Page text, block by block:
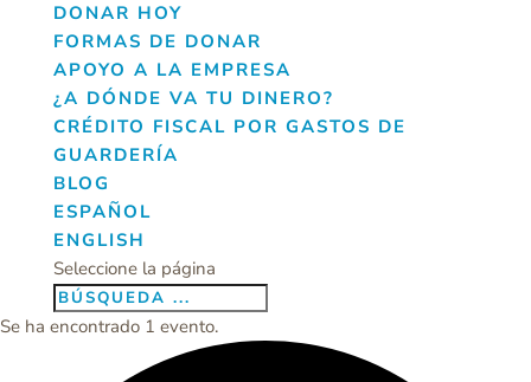
DONAR HOY
FORMAS DE DONAR
APOYO A LA EMPRESA
¿A DÓNDE VA TU DINERO?
CRÉDITO FISCAL POR GASTOS DE
GUARDERÍA
BLOG
ESPAÑOL
ENGLISH
Seleccione la página
Se ha encontrado 1 evento.